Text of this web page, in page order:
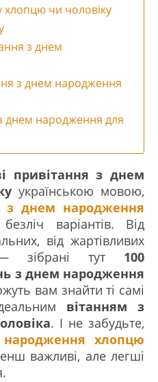
чи чоловіку
з днем
з днем народження
днем народження для
привітання з днем
українською мовою,
з днем народження
варіантів. Від
від жартівливих
зібрані тут 100
з днем народження
вам знайти ті самі
вітанням з
. І не забудьте,
хлопцю
важливі, але легші